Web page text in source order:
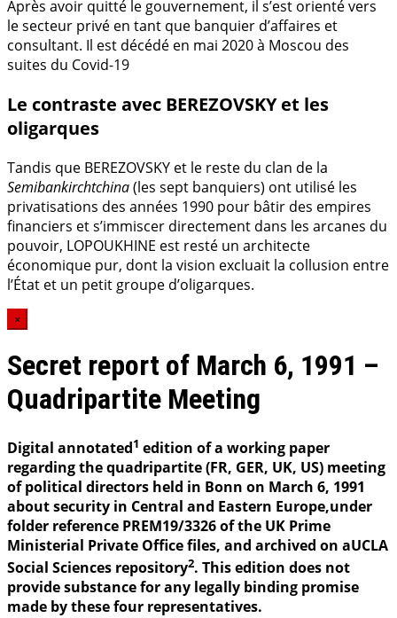
Après avoir quitté le gouvernement, il s’est orienté vers
le secteur privé en tant que banquier d’affaires et
consultant. Il est décédé en mai 2020 à Moscou des
suites du Covid-19
Le contraste avec BEREZOVSKY et les
oligarques
Tandis que BEREZOVSKY et le reste du clan de la
Semibankirchtchina(les sept banquiers) ont utilisé les
privatisations des années 1990 pour bâtir des empires
financiers et s’immiscer directement dans les arcanes du
pouvoir, LOPOUKHINE est resté un architecte
économique pur, dont la vision excluait la collusion entre
l’État et un petit groupe d’oligarques.
×
Secret report of March 6, 1991 –
Quadripartite Meeting
Digital annotated1 edition of a working paper
regarding the quadripartite (FR, GER, UK, US) meeting
of political directors held in Bonn on March 6, 1991
about security in Central and Eastern Europe,under
folder reference PREM19/3326 of the UK Prime
Ministerial Private Office files, and archived on aUCLA
Social Sciences repository2. This edition does not
provide substance for any legally binding promise
made by these four representatives.